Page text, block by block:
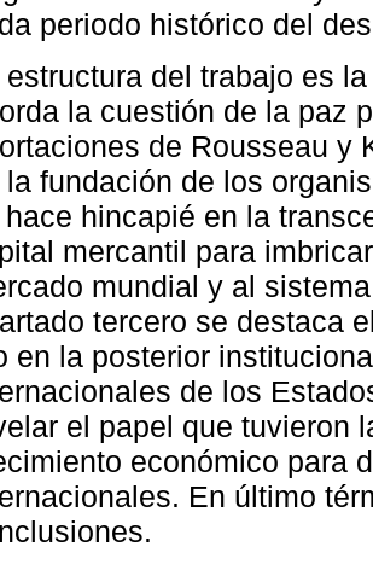
periodo histórico del
estructura del trabajo es
la cuestión de la paz
de Rousseau y
la fundación de los
hace hincapié en la
mercantil para
mundial y al
tercero se destaca
en la posterior
de los
el papel que tuvieron
económico para
En último